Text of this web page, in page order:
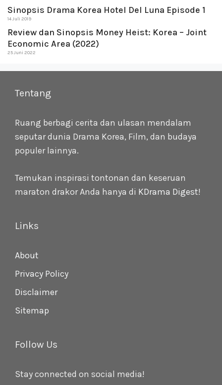
Sinopsis Drama Korea Hotel Del Luna Episode 1
14 Juli 2019
Review dan Sinopsis Money Heist: Korea – Joint
Economic Area (2022)
25 Juni 2022
Tentang
Ruang berbagi cerita dan ulasan mendalam
seputar dunia Drama Korea, Film, dan budaya
populer lainnya.
Temukan inspirasi tontonan dan keseruan
maraton drakor Anda hanya di KDrama Digest!
Links
About
Privacy Policy
Disclaimer
Sitemap
Follow Us
Stay connected on social media!